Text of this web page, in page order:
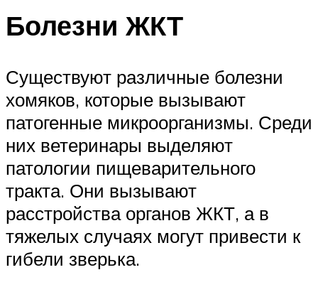
Болезни ЖКТ
Существуют различные болезни
хомяков, которые вызывают
патогенные микроорганизмы. Среди
них ветеринары выделяют
патологии пищеварительного
тракта. Они вызывают
расстройства органов ЖКТ, а в
тяжелых случаях могут привести к
гибели зверька.